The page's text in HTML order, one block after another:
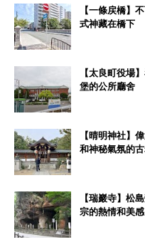
【一條戻橋】
式神藏在橋下
【太良町役場
堡的公所廳舍
【晴明神社】
和神秘氣氛的
【瑞巖寺】松
宗的熱情和美感